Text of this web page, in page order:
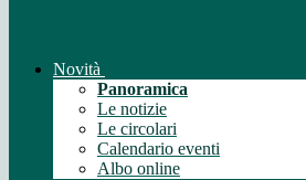
Novità
Panoramica
Le notizie
Le circolari
Calendario eventi
Albo online